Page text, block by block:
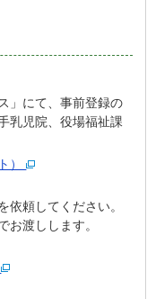
」にて、事前登録の
乳児院、役場福祉課
）
頼してください。
でお渡しします。